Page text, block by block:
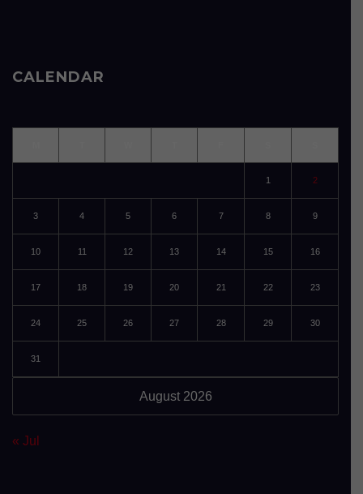
CALENDAR
August 2026
1 2
3 4 5 6 7 8 9
10 11 12 13 14 15 16
17 18 19 20 21 22 23
24 25 26 27 28 29 30
31
« Jul